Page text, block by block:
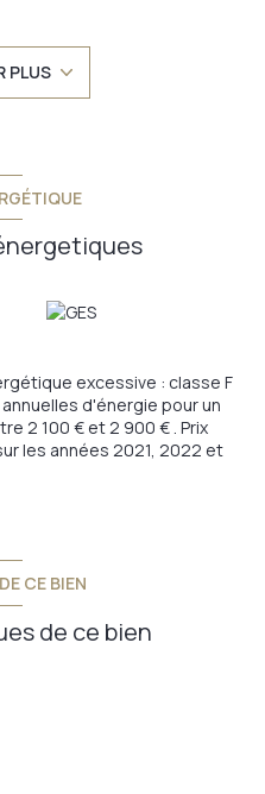
salle de bain, wc, cave.
en enfilade (pouvant
fenêtre).
par vous même les
commercial
ce bien est exposé
PLUS
excessive : classe F
d'énergie pour un
2 100 € et 2 900 € . Prix
les années 2021, 2022 et
CE BIEN
de ce bien